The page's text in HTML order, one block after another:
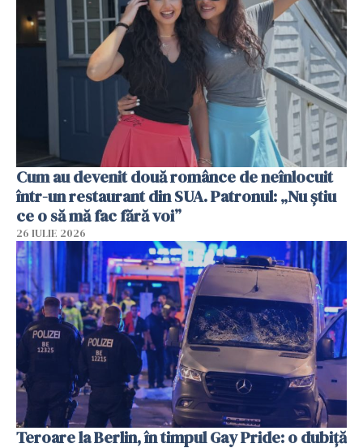
Cum au devenit două românce de neînlocuit
într-un restaurant din SUA. Patronul: „Nu știu
ce o să mă fac fără voi”
26 IULIE 2026
Teroare la Berlin, în timpul Gay Pride: o dubiță